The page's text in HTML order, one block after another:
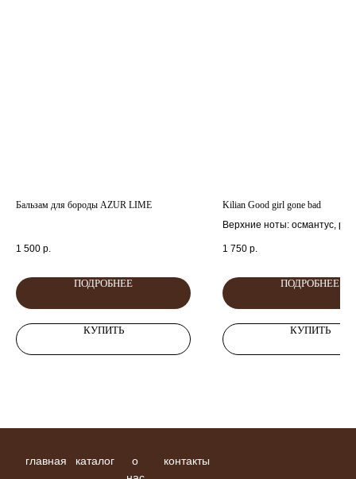
Бальзам для бороды AZUR LIME
1 500 р.
ПОДРОБНЕЕ
КУПИТЬ
Kilian Good girl gone bad
Верхние ноты: османтус,
Базовые ноты: тубероза,
1 750 р.
ПОДРОБНЕЕ
КУПИТЬ